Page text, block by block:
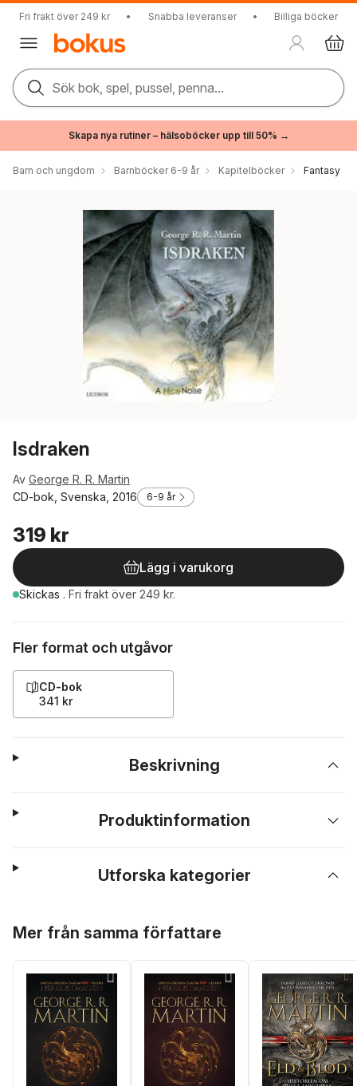
Fri frakt över 249 kr • Snabba leveranser • Billiga böcker
Sök bok, spel, pussel, penna...
Skapa nya rutiner – hälsoböcker upp till 50% →
Barn och ungdom Barnböcker 6-9 år Kapitelböcker Fantasy
Isdraken
Av George R. R. Martin
CD-bok, Svenska, 2016
6-9 år
319 kr
Lägg i varukorg
Skickas . Fri frakt över 249 kr.
Fler format och utgåvor
CD-bok
341 kr
Beskrivning
Produktinformation
Utforska kategorier
Mer från samma författare